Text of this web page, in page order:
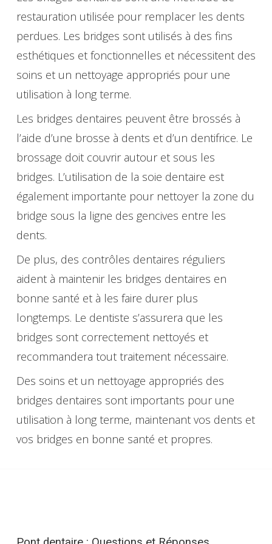
restauration utilisée pour remplacer les dents
perdues. Les bridges sont utilisés à des fins
esthétiques et fonctionnelles et nécessitent des
soins et un nettoyage appropriés pour une
utilisation à long terme.
Les bridges dentaires peuvent être brossés à
l’aide d’une brosse à dents et d’un dentifrice. Le
brossage doit couvrir autour et sous les
bridges. L’utilisation de la soie dentaire est
également importante pour nettoyer la zone du
bridge sous la ligne des gencives entre les
dents.
De plus, des contrôles dentaires réguliers
aident à maintenir les bridges dentaires en
bonne santé et à les faire durer plus
longtemps. Le dentiste s’assurera que les
bridges sont correctement nettoyés et
recommandera tout traitement nécessaire.
Des soins et un nettoyage appropriés des
bridges dentaires sont importants pour une
utilisation à long terme, maintenant vos dents et
vos bridges en bonne santé et propres.